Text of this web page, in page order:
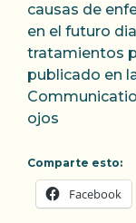
causas de
en el futuro
tratamientos
publicado en
ojos
Comparte esto:
Facebook